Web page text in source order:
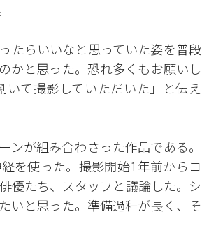
たらいいなと思っていた姿を普段
かと思った。恐れ多くもお願いし
て撮影していただいた」と伝え
ンが組み合わさった作品である。
を使った。撮影開始1年前からコ
優たち、スタッフと議論した。シ
いと思った。準備過程が長く、そ